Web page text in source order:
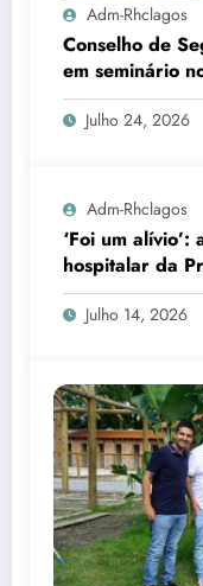
Adm-Rhclagos
Conselho de
em seminário
Julho 24, 2026
Adm-Rhclagos
‘Foi um
hospitalar da
transforma
Julho 14, 2026